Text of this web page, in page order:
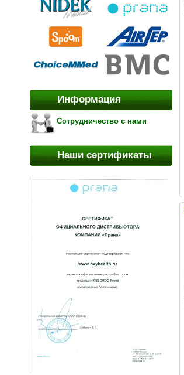
Информация
Сотрудничество с нами
Наши сертификаты